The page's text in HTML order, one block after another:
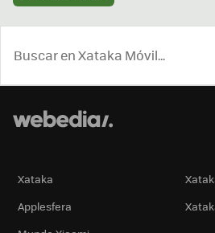
Xataka
Applesfera